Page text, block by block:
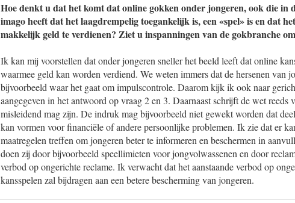
Hoe denkt u dat het komt dat online gokken onder jongeren, ook die in
imago heeft dat het laagdrempelig toegankelijk is, een «spel» is en dat
makkelijk geld te verdienen? Ziet u inspanningen van de gokbranche
Ik kan mij voorstellen dat onder jongeren sneller het beeld leeft dat online
waarmee geld kan worden verdiend. We weten immers dat de hersenen
bijvoorbeeld waar het gaat om impulscontrole. Daarom kijk ik ook naar
aangegeven in het antwoord op vraag 2 en 3. Daarnaast schrijft de wet reeds
misleidend mag zijn. De indruk mag bijvoorbeeld niet gewekt worden dat
kan vormen voor financiële of andere persoonlijke problemen. Ik zie dat er
maatregelen treffen om jongeren beter te informeren en beschermen in
doen zij door bijvoorbeeld speellimieten voor jongvolwassenen en door
verbod op ongerichte reclame. Ik verwacht dat het aanstaande verbod op
kansspelen zal bijdragen aan een betere bescherming van jongeren.